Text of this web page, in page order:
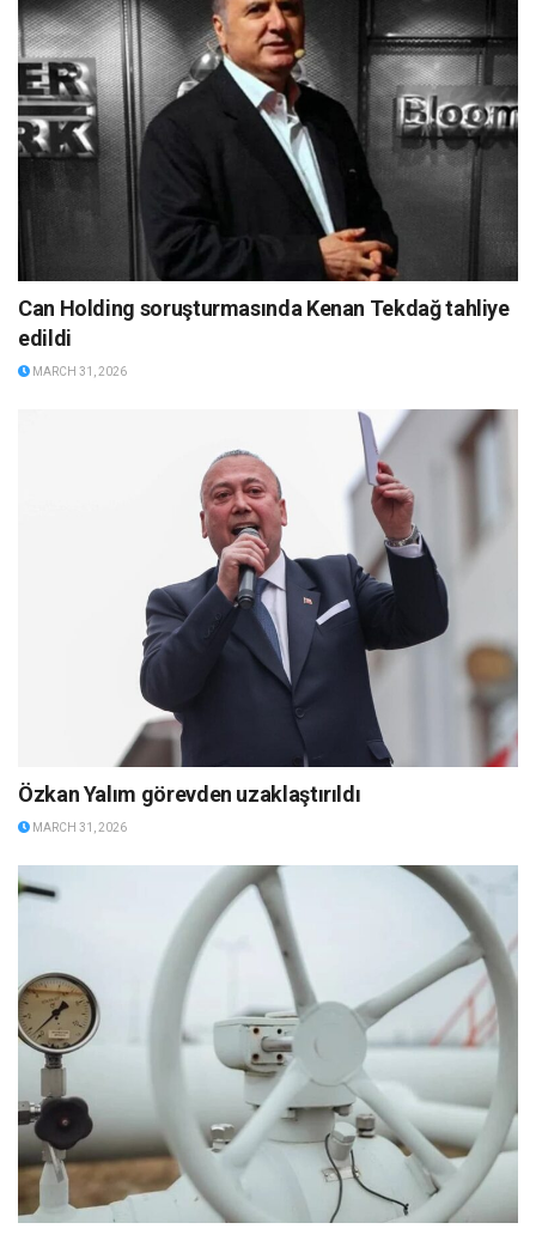
Can Holding soruşturmasında Kenan Tekdağ tahliye
edildi
MARCH 31, 2026
Özkan Yalım görevden uzaklaştırıldı
MARCH 31, 2026